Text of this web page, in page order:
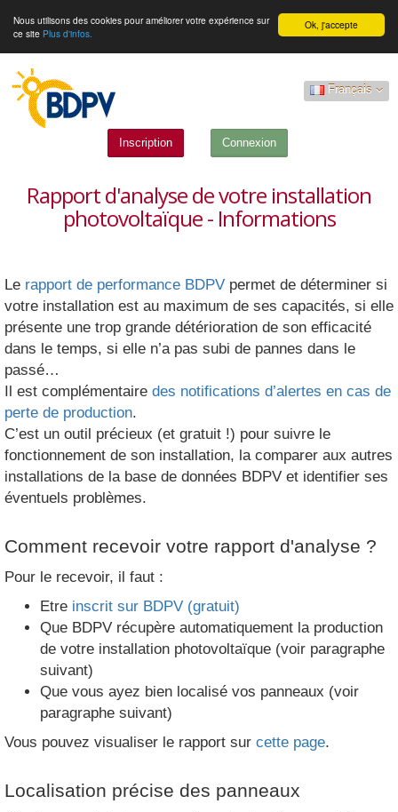
Ok, j'accepte
Nous utilisons des cookies pour améliorer votre expérience sur
ce site Plus d'infos.
Français
Inscription Connexion
Rapport d'analyse de votre installation
photovoltaïque - Informations
Le rapport de performance BDPV permet de déterminer si
votre installation est au maximum de ses capacités, si elle
présente une trop grande détérioration de son efficacité
dans le temps, si elle n’a pas subi de pannes dans le
passé…
Il est complémentaire des notifications d’alertes en cas de
perte de production.
C’est un outil précieux (et gratuit !) pour suivre le
fonctionnement de son installation, la comparer aux autres
installations de la base de données BDPV et identifier ses
éventuels problèmes.
Comment recevoir votre rapport d'analyse ?
Pour le recevoir, il faut :
Etre inscrit sur BDPV (gratuit)
Que BDPV récupère automatiquement la production
de votre installation photovoltaïque (voir paragraphe
suivant)
Que vous ayez bien localisé vos panneaux (voir
paragraphe suivant)
Vous pouvez visualiser le rapport sur cette page.
Localisation précise des panneaux